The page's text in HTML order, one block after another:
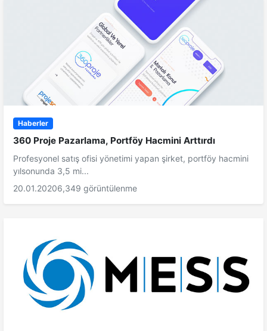
Haberler
360 Proje Pazarlama, Portföy Hacmini Arttırdı
Profesyonel satış ofisi yönetimi yapan şirket, portföy hacmini
yılsonunda 3,5 mi...
20.01.20206,349 görüntülenme